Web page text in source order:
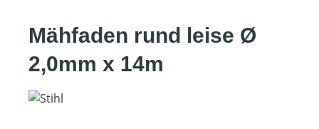
Mähfaden rund leise Ø
2,0mm x 14m